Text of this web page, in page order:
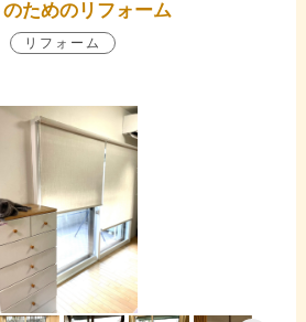
ためのリフォーム
リフォーム